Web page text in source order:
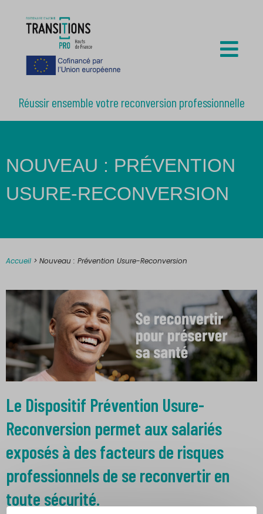
Réussir ensemble votre reconversion professionnelle
NOUVEAU : PRÉVENTION
USURE-RECONVERSION
Accueil > Nouveau : Prévention Usure-Reconversion
Le Dispositif Prévention Usure-
Reconversion permet aux salariés
exposés à des facteurs de risques
professionnels de se reconvertir en
toute sécurité.